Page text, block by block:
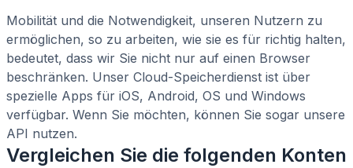
Mobilität und die Notwendigkeit, unseren Nutzern zu
ermöglichen, so zu arbeiten, wie sie es für richtig halten,
bedeutet, dass wir Sie nicht nur auf einen Browser
beschränken. Unser Cloud-Speicherdienst ist über
spezielle Apps für iOS, Android, OS und Windows
verfügbar. Wenn Sie möchten, können Sie sogar unsere
API nutzen.
Vergleichen Sie die folgenden Konten